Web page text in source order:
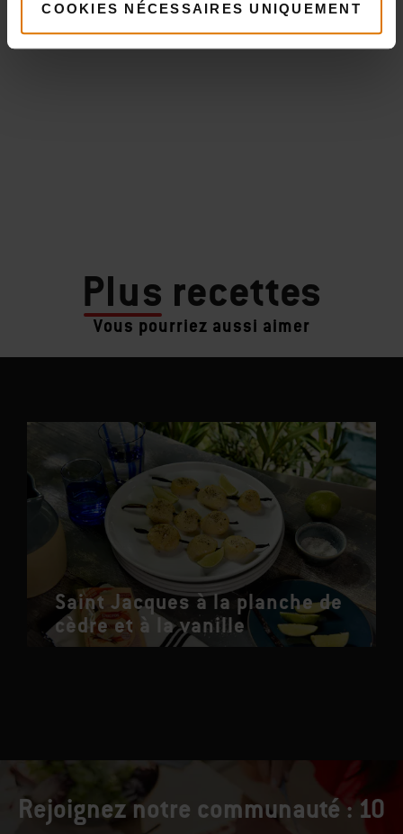
COOKIES NÉCESSAIRES UNIQUEMENT
Plus recettes
Vous pourriez aussi aimer
Saint Jacques à la planche de
cèdre et à la vanille
Rejoignez notre communauté : 10